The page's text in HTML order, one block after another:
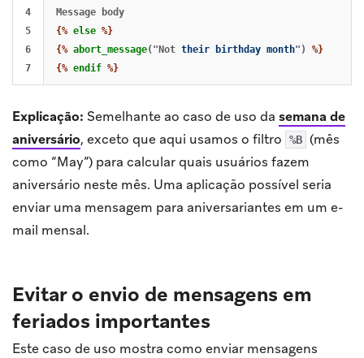
4
5
6
{% else %}
{% abort_message("Not their birthday month")
%}
{% endif %}
Explicação: Semelhante ao caso de uso da semana de
aniversário, exceto que aqui usamos o filtro %B (mês
como “May”) para calcular quais usuários fazem
aniversário neste mês. Uma aplicação possível seria
enviar uma mensagem para aniversariantes em um e-
mail mensal.
Evitar o envio de mensagens em
feriados importantes
Este caso de uso mostra como enviar mensagens